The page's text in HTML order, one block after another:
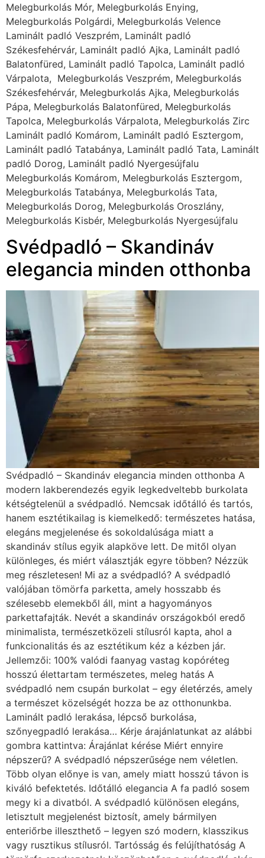
Melegburkolás Mór, Melegburkolás Enying,
Melegburkolás Polgárdi, Melegburkolás Velence
Laminált padló Veszprém, Laminált padló
Székesfehérvár, Laminált padló Ajka, Laminált padló
Balatonfüred, Laminált padló Tapolca, Laminált padló
Várpalota, Melegburkolás Veszprém, Melegburkolás
Székesfehérvár, Melegburkolás Ajka, Melegburkolás
Pápa, Melegburkolás Balatonfüred, Melegburkolás
Tapolca, Melegburkolás Várpalota, Melegburkolás Zirc
Laminált padló Komárom, Laminált padló Esztergom,
Laminált padló Tatabánya, Laminált padló Tata, Laminált
padló Dorog, Laminált padló Nyergesújfalu
Melegburkolás Komárom, Melegburkolás Esztergom,
Melegburkolás Tatabánya, Melegburkolás Tata,
Melegburkolás Dorog, Melegburkolás Oroszlány,
Melegburkolás Kisbér, Melegburkolás Nyergesújfalu
Svédpadló – Skandináv
elegancia minden otthonba
Svédpadló – Skandináv elegancia minden otthonba A
modern lakberendezés egyik legkedveltebb burkolata
kétségtelenül a svédpadló. Nemcsak időtálló és tartós,
hanem esztétikailag is kiemelkedő: természetes hatása,
elegáns megjelenése és sokoldalúsága miatt a
skandináv stílus egyik alapköve lett. De mitől olyan
különleges, és miért választják egyre többen? Nézzük
meg részletesen! Mi az a svédpadló? A svédpadló
valójában tömörfa parketta, amely hosszabb és
szélesebb elemekből áll, mint a hagyományos
parkettafajták. Nevét a skandináv országokból eredő
minimalista, természetközeli stílusról kapta, ahol a
funkcionalitás és az esztétikum kéz a kézben jár.
Jellemzői: 100% valódi faanyag vastag kopóréteg
hosszú élettartam természetes, meleg hatás A
svédpadló nem csupán burkolat – egy életérzés, amely
a természet közelségét hozza be az otthonunkba.
Laminált padló lerakása, lépcső burkolása,
szőnyegpadló lerakása… Kérje árajánlatunkat az alábbi
gombra kattintva: Árajánlat kérése Miért ennyire
népszerű? A svédpadló népszerűsége nem véletlen.
Több olyan előnye is van, amely miatt hosszú távon is
kiváló befektetés. Időtálló elegancia A fa padló sosem
megy ki a divatból. A svédpadló különösen elegáns,
letisztult megjelenést biztosít, amely bármilyen
enteriőrbe illeszthető – legyen szó modern, klasszikus
vagy rusztikus stílusról. Tartósság és felújíthatóság A